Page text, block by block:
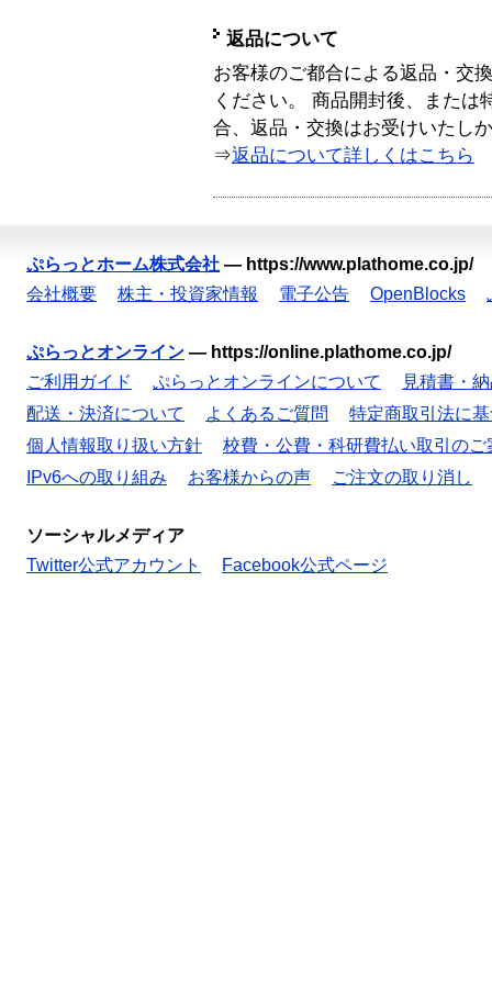
返品について
お客様のご都合による返品・交
ください。 商品開封後、または
合、返品・交換はお受けいたし
⇒返品について詳しくはこちら
ぷらっとホーム株式会社 — https://www.plathome.co.jp/
会社概要
株主・投資家情報 電子公告 OpenBlocks
ぷらっとオンライン — https://online.plathome.co.jp/
ご利用ガイド
ぷらっとオンラインについて
見積書・
配送・決済について
よくあるご質問
特定商取引法に
個人情報取り扱い方針
校費・公費・科研費払い取引のご
IPv6への取り組み
お客様からの声 ご注文の取り消し
ソーシャルメディア
Twitter公式アカウント
Facebook公式ページ